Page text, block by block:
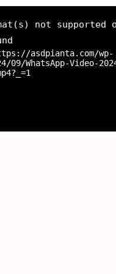
not supported
asdpianta.com/wp-
09/WhatsApp-Video-